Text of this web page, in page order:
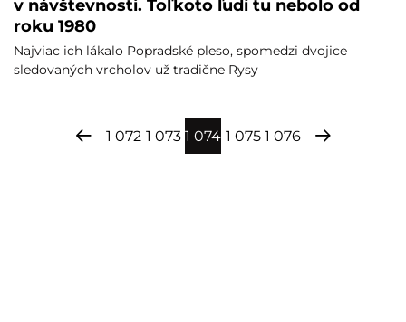
v návštevnosti. Toľkoto ľudí tu nebolo od
roku 1980
Najviac ich lákalo Popradské pleso, spomedzi dvojice
sledovaných vrcholov už tradične Rysy
1 072 1 073 1 074 1 075 1 076